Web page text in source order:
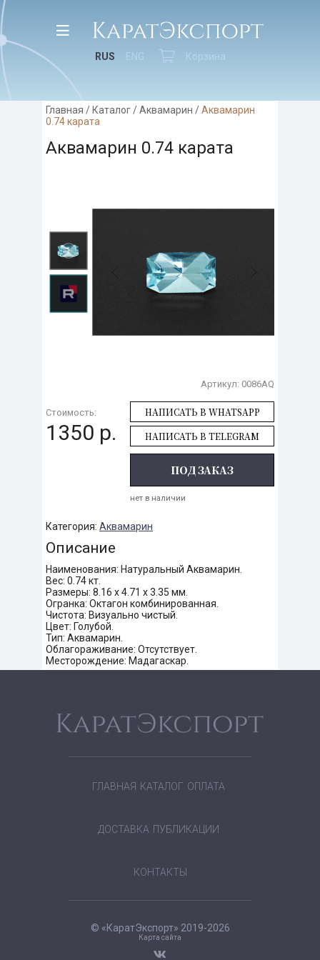
RUS ENG Корзина
Главная /Каталог/Аквамарин /Аквамарин
0.74 карата
Аквамарин 0.74 карата
Артикул: 0086AQ
Стоимость:
1350 р.
НАПИСАТЬ В WHATSAPP
НАПИСАТЬ В TELEGRAM
ПОД ЗАКАЗ
нет в наличии
Категория: Аквамарин
Описание
Наименования: Натуральный Аквамарин.
Вес: 0.74 кт.
Размеры: 8.16 х 4.71 х 3.35 мм.
Огранка: Октагон комбинированная.
Чистота: Визуально чистый.
Цвет: Голубой.
Тип: Аквамарин.
Облагораживание: Отсутствует.
Месторождение: Мадагаскар.
ГЛАВНАЯ КАТАЛОГ ОПЛАТА
ДОСТАВКА ПУБЛИКАЦИИ
КОНТАКТЫ
© «КаратЭкспорт» 2019-2026
Карта сайта